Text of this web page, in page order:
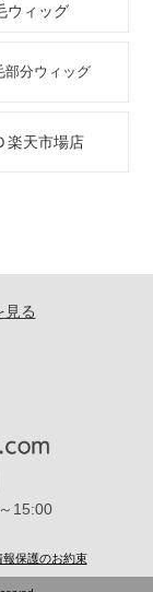
ウィッグ
部分ウィッグ
楽天市場店
見る
15:00
報保護のお約束